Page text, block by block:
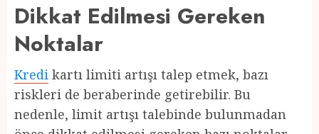
Dikkat Edilmesi Gereken
Noktalar
Kredi kartı limiti artışı talep etmek, bazı
riskleri de beraberinde getirebilir. Bu
nedenle, limit artışı talebinde bulunmadan